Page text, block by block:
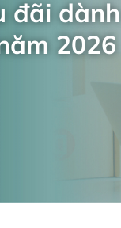
đãi dành
2026